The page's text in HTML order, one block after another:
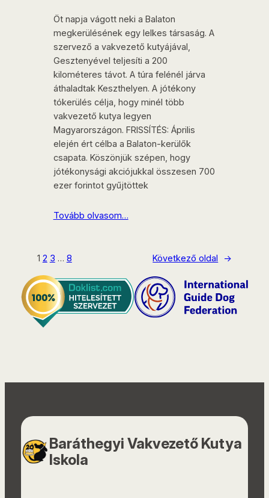
Öt napja vágott neki a Balaton
megkerülésének egy lelkes társaság. A
szervező a vakvezető kutyájával,
Gesztenyével teljesíti a 200
kilométeres távot. A túra felénél járva
áthaladtak Keszthelyen. A jótékony
tókerülés célja, hogy minél több
vakvezető kutya legyen
Magyarországon. FRISSÍTÉS: Április
elején ért célba a Balaton-kerülők
csapata. Köszönjük szépen, hogy
jótékonysági akciójukkal összesen 700
ezer forintot gyűjtöttek
Tovább olvasom…
1 2 3 … 8 Következő oldal →
Baráthegyi Vakvezető Kutya
Iskola